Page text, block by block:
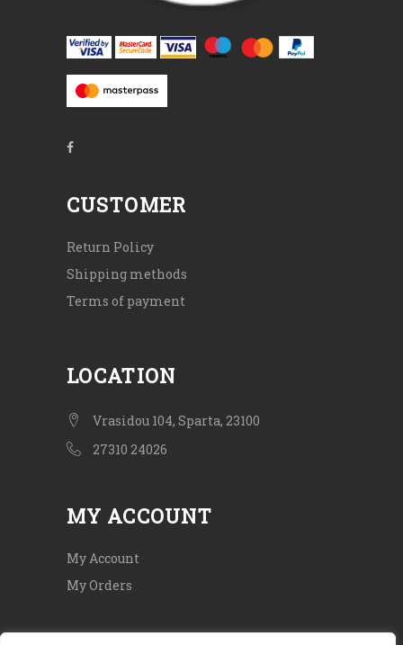
CUSTOMER
Return Policy
Shipping methods
Terms of payment
LOCATION
Vrasidou 104, Sparta, 23100
27310 24026
MY ACCOUNT
My Account
My Orders